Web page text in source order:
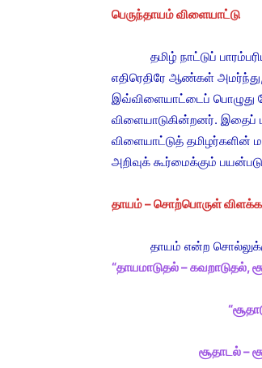
பெருந்தாயம் விளையாட்டு
தமிழ் நாட்டுப்
எதிரெதிரே ஆண்கள்
இவ்விளையாட்டைப் பொழுது
விளையாடுகின்றனர். இதைப்
விளையாட்டுத் தமிழர்களின்
அறிவுக் கூர்மைக்கும்
தாயம் – சொற்பொருள்
தாயம் என்ற சொல்லுக்கு
“தாயமாடுதல் – கவறாடுதல்,
சூதாடல் –